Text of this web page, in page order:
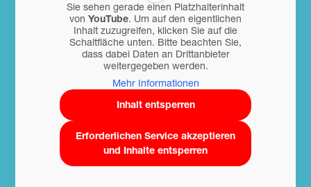
Sie sehen gerade einen Platzhalterinhalt
von YouTube. Um auf den eigentlichen
Inhalt zuzugreifen, klicken Sie auf die
Schaltfläche unten. Bitte beachten Sie,
dass dabei Daten an Drittanbieter
weitergegeben werden.
Mehr Informationen
Inhalt entsperren
Erforderlichen Service akzeptieren
und Inhalte entsperren